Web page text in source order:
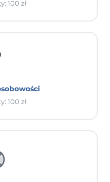
100 zł
100 zł